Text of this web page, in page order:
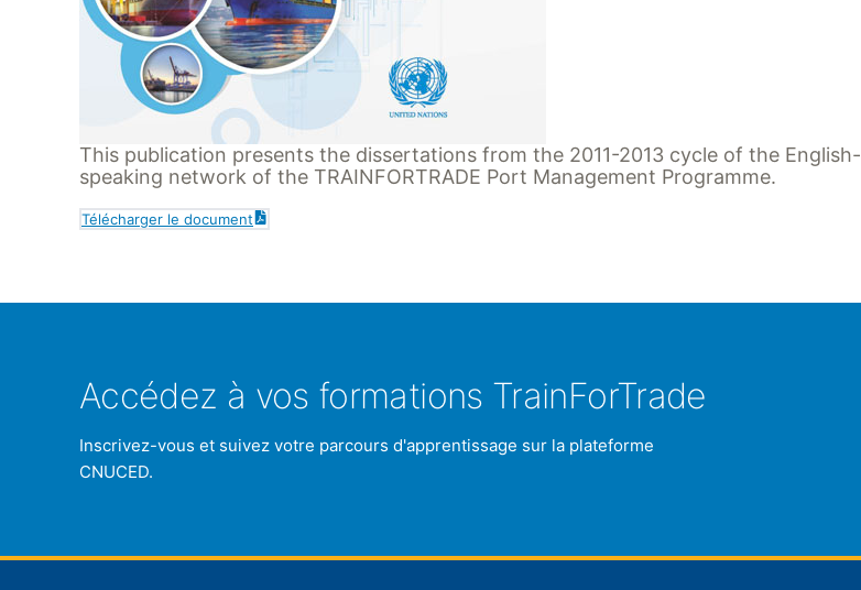
This publication presents the dissertations from the 2011-2013 cycle of the English-
speaking network of the TRAINFORTRADE Port Management Programme.
Télécharger le document
Accédez à vos formations TrainForTrade
Inscrivez-vous et suivez votre parcours d'apprentissage sur la plateforme
CNUCED.